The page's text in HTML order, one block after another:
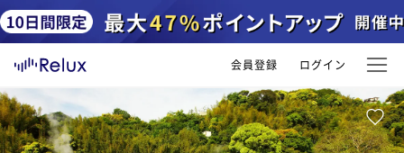
会員登録 ログイン